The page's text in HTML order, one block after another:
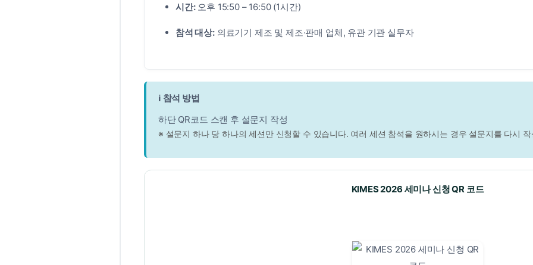
시간:오후 15:50 – 16:50 (1시간)
참석 대상:의료기기 제조 및 제조·판매 업체, 유관 기관 실무자
ℹ️ 참석 방법
하단 QR코드 스캔 후 설문지 작성
※ 설문지 하나 당 하나의 세션만 신청할 수 있습니다. 여러 세션 참석을 원하시는 경우 설문지를 다시 작
KIMES 2026 세미나 신청 QR 코드